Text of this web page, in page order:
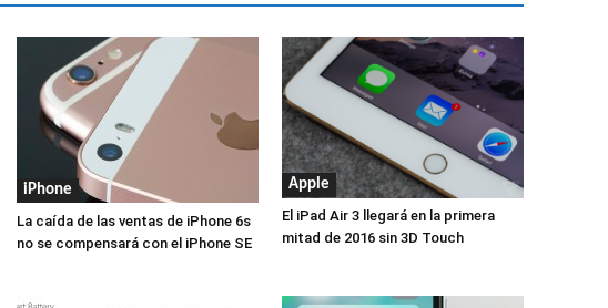
iPhone
La caída de las ventas de iPhone 6s
no se compensará con el iPhone SE
Apple
El iPad Air 3 llegará en la primera
mitad de 2016 sin 3D Touch